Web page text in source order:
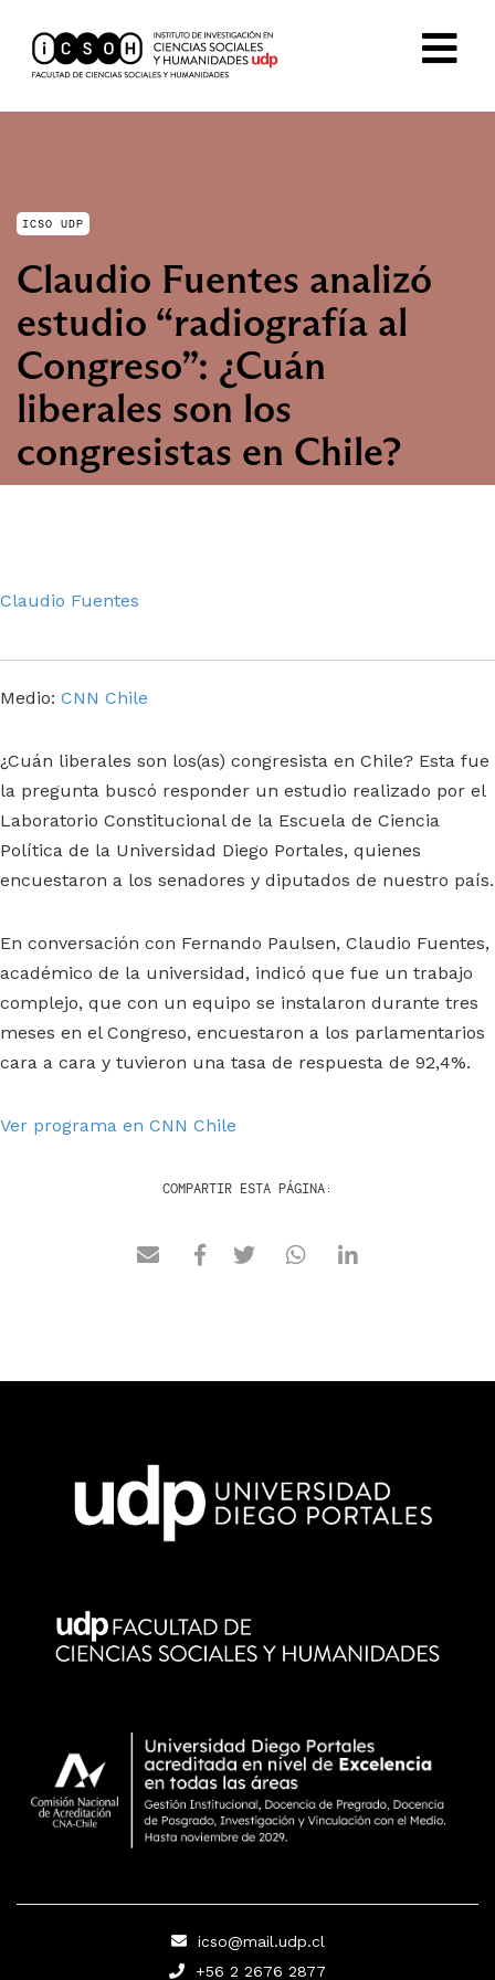
ICSO UDP
Claudio Fuentes analizó
estudio “radiografía al
Congreso”: ¿Cuán
liberales son los
congresistas en Chile?
Claudio Fuentes
Medio: CNN Chile
¿Cuán liberales son los(as) congresista en Chile? Esta fue
la pregunta buscó responder un estudio realizado por el
Laboratorio Constitucional de la Escuela de Ciencia
Política de la Universidad Diego Portales, quienes
encuestaron a los senadores y diputados de nuestro país.
En conversación con Fernando Paulsen, Claudio Fuentes,
académico de la universidad, indicó que fue un trabajo
complejo, que con un equipo se instalaron durante tres
meses en el Congreso, encuestaron a los parlamentarios
cara a cara y tuvieron una tasa de respuesta de 92,4%.
Ver programa en CNN Chile
COMPARTIR ESTA PÁGINA:
icso@mail.udp.cl
+56 2 2676 2877